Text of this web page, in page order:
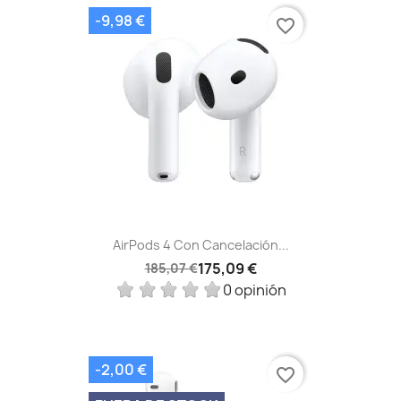
AirPods 4 Con Cancelación...
185,07 €175,09 €
0 opinión
-9,98 € favorite_border
-2,00 €
favorite_border